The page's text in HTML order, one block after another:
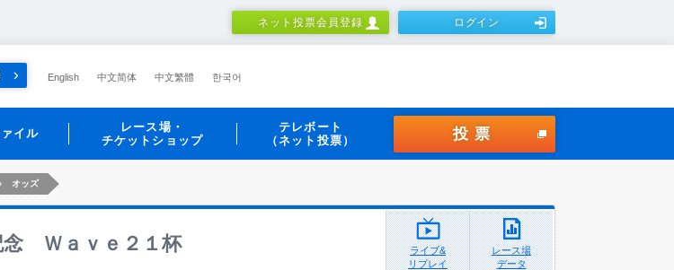
ネット投票会員登録 ログイン
English 中文简体 中文繁體 한국어
イル
レース場・
チケットショップ
テレボート
（ネット投票）
投票
オッズ
念 Ｗａｖｅ２１杯
ライブ&
リプレイ
レース場
データ